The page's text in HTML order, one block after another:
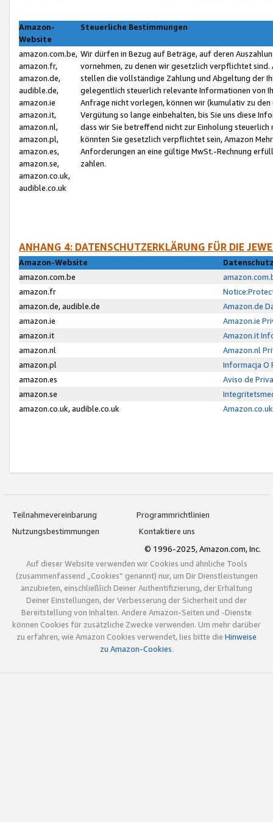
Amazon-
Website
Steuerliche Bestimmungen
amazon.com.be,
amazon.fr,
amazon.de,
audible.de,
amazon.ie
amazon.it,
amazon.nl,
amazon.pl,
amazon.es,
amazon.se,
amazon.co.uk,
audible.co.uk
Wir dürfen in Bezug auf Beträge, auf deren
vornehmen, zu denen wir gesetzlich verpflichtet
stellen die vollständige Zahlung und Abgeltung der
gelegentlich steuerlich relevante Informationen von
Anfrage nicht vorlegen, können wir (kumulativ zu
Vergütung so lange einbehalten, bis Sie uns diese
dass wir Sie betreffend nicht zur Einholung
könnten Sie gesetzlich verpflichtet sein, Amazon
Anforderungen an eine gültige MwSt.-Rechnung
zahlen.
ANHANG 4: DATENSCHUTZERKLÄRUNG FÜR DIE
Amazon-Website
amazon.com.be
amazon.fr
amazon.de, audible.de
Amazon.de
amazon.ie
Amazon.ie
amazon.it
Amazon.it
amazon.nl
Amazon.nl
amazon.pl
Informacja O
amazon.es
Aviso de
amazon.se
amazon.co.uk, audible.co.uk
Teilnahmevereinbarung
Programmrichtlinien
Nutzungsbestimmungen
Kontaktiere uns
© 1996-2025, Amazon.com, Inc.
Auf dieser Website verwenden wir Cookies und ähnliche Tools
(zusammenfassend „Cookies“ genannt) nur, um Dir Dienstleistungen
anzubieten, einschließlich Deiner Authentifizierung, der Erhaltung
Deiner Einstellungen, der Verbesserung der Sicherheit und der
Bereitstellung von Inhalten. Andere Amazon-Seiten und -Dienste
können Cookies für zusätzliche Zwecke verwenden. Um mehr darüber
zu erfahren, wie Amazon Cookies verwendet, lies bitte die Hinweise
zu Amazon-Cookies.